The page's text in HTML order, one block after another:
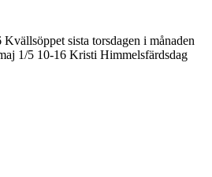
Kvällsöppet sista torsdagen i månaden
1/5 10-16 Kristi Himmelsfärdsdag